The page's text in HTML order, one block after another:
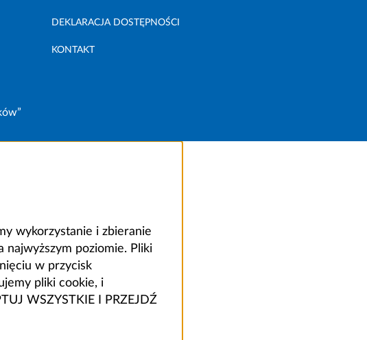
DEKLARACJA DOSTĘPNOŚCI
KONTAKT
wykorzystanie i zbieranie
najwyższym poziomie. Pliki
w przycisk
pliki cookie, i
WSZYSTKIE I PRZEJDŹ